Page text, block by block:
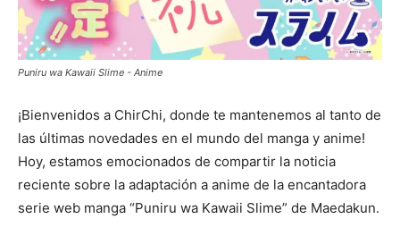
Puniru wa Kawaii Slime - Anime
¡Bienvenidos a ChirChi, donde te mantenemos al tanto de
las últimas novedades en el mundo del manga y anime!
Hoy, estamos emocionados de compartir la noticia
reciente sobre la adaptación a anime de la encantadora
serie web manga “Puniru wa Kawaii Slime” de Maedakun.